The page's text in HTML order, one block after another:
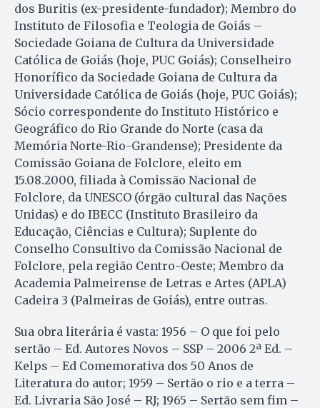
dos Buritis (ex-presidente-fundador); Membro do
Instituto de Filosofia e Teologia de Goiás –
Sociedade Goiana de Cultura da Universidade
Católica de Goiás (hoje, PUC Goiás); Conselheiro
Honorífico da Sociedade Goiana de Cultura da
Universidade Católica de Goiás (hoje, PUC Goiás);
Sócio correspondente do Instituto Histórico e
Geográfico do Rio Grande do Norte (casa da
Memória Norte-Rio-Grandense); Presidente da
Comissão Goiana de Folclore, eleito em
15.08.2000, filiada à Comissão Nacional de
Folclore, da UNESCO (órgão cultural das Nações
Unidas) e do IBECC (Instituto Brasileiro da
Educação, Ciências e Cultura); Suplente do
Conselho Consultivo da Comissão Nacional de
Folclore, pela região Centro-Oeste; Membro da
Academia Palmeirense de Letras e Artes (APLA)
Cadeira 3 (Palmeiras de Goiás), entre outras.
Sua obra literária é vasta: 1956 – O que foi pelo
sertão – Ed. Autores Novos – SSP – 2006 2ª Ed. –
Kelps – Ed Comemorativa dos 50 Anos de
Literatura do autor; 1959 – Sertão o rio e a terra –
Ed. Livraria São José – RJ; 1965 – Sertão sem fim –